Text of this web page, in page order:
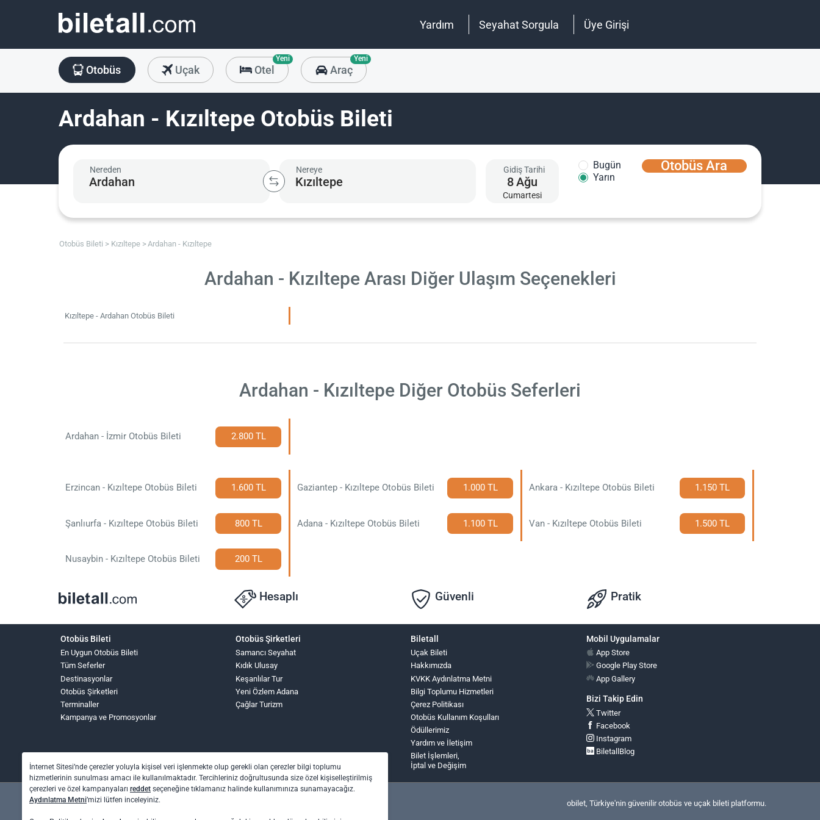
Yardım Seyahat Sorgula Üye Girişi
Otobüs Uçak Otel
Yeni
Araç
Yeni
Ardahan - Kızıltepe Otobüs Bileti
Nereden Nereye Gidiş Tarihi
8Ağu
Cumartesi
Bugün
Yarın
Otobüs Ara
Otobüs Bileti Kızıltepe Ardahan - Kızıltepe
Ardahan - Kızıltepe Arası Diğer Ulaşım Seçenekleri
Kızıltepe - Ardahan Otobüs Bileti
Ardahan - Kızıltepe Diğer Otobüs Seferleri
Ardahan - İzmir Otobüs Bileti 2.800 TL
Erzincan - Kızıltepe Otobüs Bileti 1.600 TL Gaziantep - Kızıltepe Otobüs Bileti 1.000 TL Ankara - Kızıltepe Otobüs Bileti 1.150 TL
Şanlıurfa - Kızıltepe Otobüs Bileti 800 TL Adana - Kızıltepe Otobüs Bileti 1.100 TL Van - Kızıltepe Otobüs Bileti 1.500 TL
Nusaybin - Kızıltepe Otobüs Bileti 200 TL
Hesaplı Güvenli Pratik
Otobüs Bileti
En Uygun Otobüs Bileti
Tüm Seferler
Destinasyonlar
Otobüs Şirketleri
Terminaller
Kampanya ve Promosyonlar
Otobüs Şirketleri
Samancı Seyahat
Kıdık Ulusay
Keşanlılar Tur
Yeni Özlem Adana
Çağlar Turizm
Biletall
Uçak Bileti
Hakkımızda
KVKK Aydınlatma Metni
Bilgi Toplumu Hizmetleri
Çerez Politikası
Otobüs Kullanım Koşulları
Ödüllerimiz
Yardım ve İletişim
Bilet İşlemleri,
İptal ve Değişim
Mobil Uygulamalar
App Store
Google Play Store
App Gallery
Bizi Takip Edin
Twitter
Facebook
Instagram
BiletallBlog
obilet, Türkiye'nin güvenilir otobüs ve uçak bileti platformu.
İnternet Sitesi’nde çerezler yoluyla kişisel veri işlenmekte olup gerekli olan çerezler bilgi toplumu
hizmetlerinin sunulması amacı ile kullanılmaktadır. Tercihleriniz doğrultusunda size özel kişiselleştirilmiş
çerezleri ve özel kampanyaları reddet seçeneğine tıklamanız halinde kullanımınıza sunamayacağız.
Aydınlatma Metni’mizi lütfen inceleyiniz.